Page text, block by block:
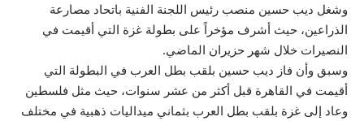
وشغل ديب حسين منصب رئيس اللجنة الفنية باتحاد مصارعة
الذراعين، حيث أشرف مؤخراً على بطولة غزة التي أقيمت في
النصيرات خلال شهر حزيران الماضي.
وسبق وأن فاز ديب حسين بلقب بطل العرب في البطولة التي
أقيمت في القاهرة قبل أكثر من عشر سنوات، حيث مثل فلسطين
وعاد إلى غزة بلقب بطل العرب بثماني ميداليات ذهبية في مختلف